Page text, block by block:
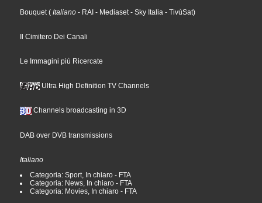
Bouquet ( Italiano - RAI - Mediaset - Sky Italia - TivùSat)
Il Cimitero Dei Canali
Le Immagini più Ricercate
Ultra High Definition TV Channels
Channels broadcasting in 3D
DAB over DVB transmissions
Italiano
Categoria: Sport, In chiaro - FTA
Categoria: News, In chiaro - FTA
Categoria: Movies, In chiaro - FTA